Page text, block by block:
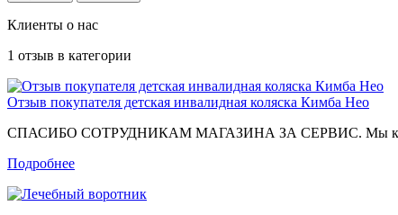
Клиенты о нас
1 отзыв в категории
Отзыв покупателя детская инвалидная коляска Кимба Нео
СПАСИБО СОТРУДНИКАМ МАГАЗИНА ЗА СЕРВИС. Мы
Подробнее